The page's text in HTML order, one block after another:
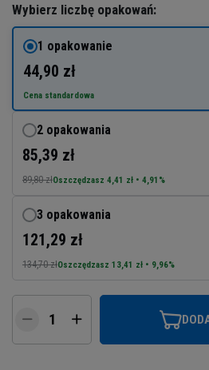
Wybierz liczbę opakowań:
1 opakowanie
44,90 zł
Cena standardowa
2 opakowania
85,39 zł
89,80 złOszczędzasz 4,41 zł • 4,91%
3 opakowania
121,29 zł
134,70 złOszczędzasz 13,41 zł • 9,96%